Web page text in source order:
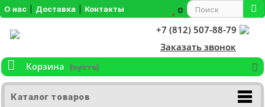
О нас Доставка Контакты 0
+7 (812) 507-88-79
Заказать звонок
Корзина
(пусто)
Каталог товаров